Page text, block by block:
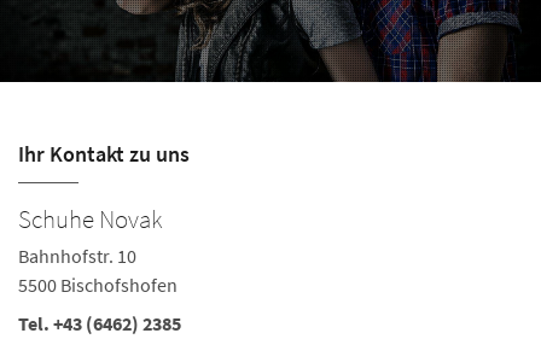
Ihr Kontakt zu uns
Schuhe Novak
Bahnhofstr. 10
5500 Bischofshofen
Tel. +43 (6462) 2385